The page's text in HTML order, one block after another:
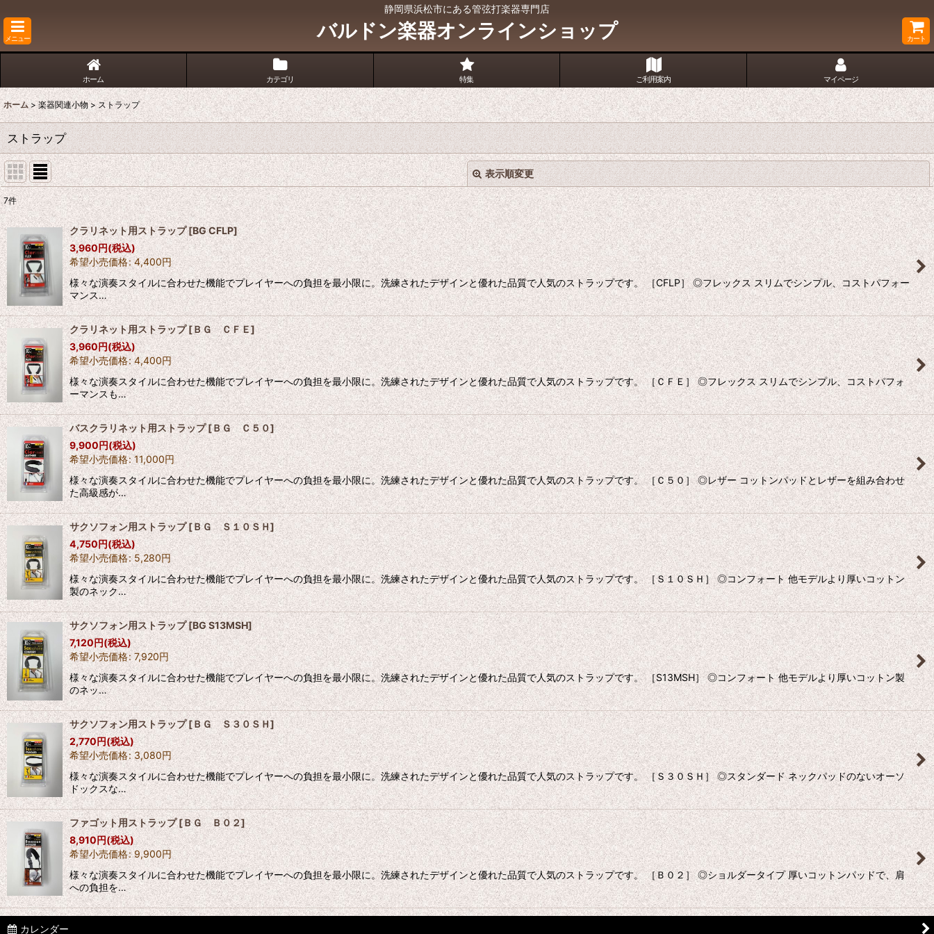
静岡県浜松市にある管弦打楽器専門店
メニュー バルドン楽器オンラインショップ カート
ホーム カテゴリ 特集 ご利用案内 マイページ
ホーム > 楽器関連小物 > ストラップ
ストラップ
表示順変更
表示数:
並び順:
絞り込む
閉じる
7件
クラリネット用ストラップ[BG CFLP]
3,960円(税込)
希望小売価格: 4,400円
様々な演奏スタイルに合わせた機能でプレイヤーへの負担を最小限に。洗練されたデザインと優れた品質で人気のストラップです。 ［CFLP］ ◎フレックス スリムでシンプル、コストパフォー
マンス…
クラリネット用ストラップ [ＢＧ ＣＦＥ]
3,960円(税込)
希望小売価格: 4,400円
様々な演奏スタイルに合わせた機能でプレイヤーへの負担を最小限に。洗練されたデザインと優れた品質で人気のストラップです。 ［ＣＦＥ］ ◎フレックス スリムでシンプル、コストパフォ
ーマンスも…
バスクラリネット用ストラップ[ＢＧ Ｃ５０]
9,900円(税込)
希望小売価格: 11,000円
様々な演奏スタイルに合わせた機能でプレイヤーへの負担を最小限に。洗練されたデザインと優れた品質で人気のストラップです。 ［Ｃ５０］ ◎レザー コットンパッドとレザーを組み合わせ
た高級感が…
サクソフォン用ストラップ[ＢＧ Ｓ１０ＳＨ]
4,750円(税込)
希望小売価格: 5,280円
様々な演奏スタイルに合わせた機能でプレイヤーへの負担を最小限に。洗練されたデザインと優れた品質で人気のストラップです。 ［Ｓ１０ＳＨ］ ◎コンフォート 他モデルより厚いコットン
製のネック…
サクソフォン用ストラップ[BG S13MSH]
7,120円(税込)
希望小売価格: 7,920円
様々な演奏スタイルに合わせた機能でプレイヤーへの負担を最小限に。洗練されたデザインと優れた品質で人気のストラップです。 ［S13MSH］ ◎コンフォート 他モデルより厚いコットン製
のネッ…
サクソフォン用ストラップ [ＢＧ Ｓ３０ＳＨ]
2,770円(税込)
希望小売価格: 3,080円
様々な演奏スタイルに合わせた機能でプレイヤーへの負担を最小限に。洗練されたデザインと優れた品質で人気のストラップです。 ［Ｓ３０ＳＨ］ ◎スタンダード ネックパッドのないオーソ
ドックスな…
ファゴット用ストラップ [ＢＧ Ｂ０２]
8,910円(税込)
希望小売価格: 9,900円
様々な演奏スタイルに合わせた機能でプレイヤーへの負担を最小限に。洗練されたデザインと優れた品質で人気のストラップです。 ［Ｂ０２］ ◎ショルダータイプ 厚いコットンパッドで、肩
への負担を…
カレンダー